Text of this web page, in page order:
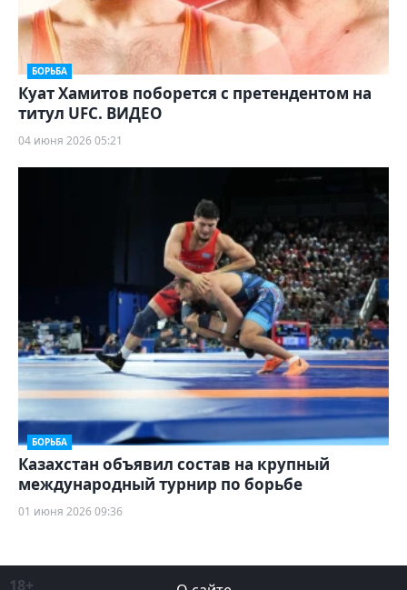
БОРЬБА
Куат Хамитов поборется с претендентом на
титул UFC. ВИДЕО
04 июня 2026 05:21
БОРЬБА
Казахстан объявил состав на крупный
международный турнир по борьбе
01 июня 2026 09:36
18+